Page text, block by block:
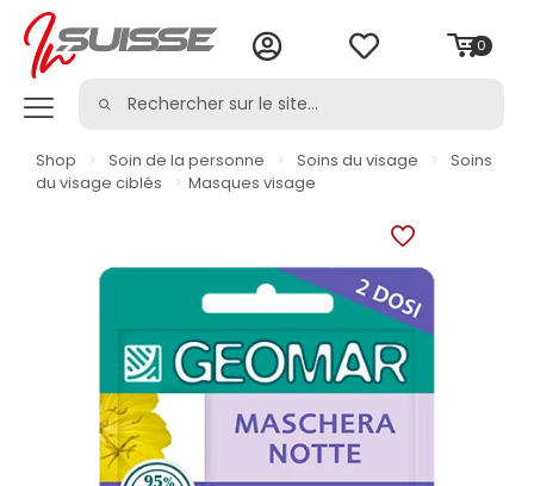
0
Shop > Soin de la personne > Soins du visage >
Soins
du visage ciblés
> Masques visage